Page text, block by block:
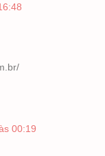
00:19